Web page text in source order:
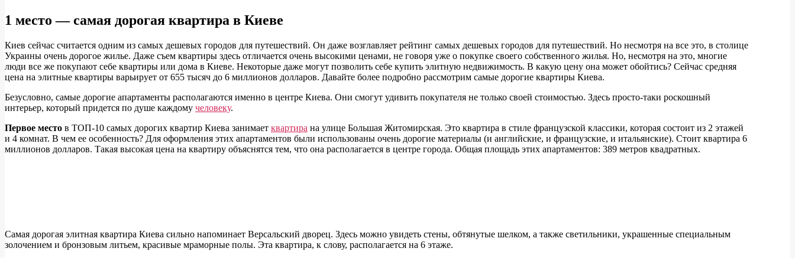
1 место — самая дорогая квартира в Киеве
Киев сейчас считается одним из самых дешевых городов для путешествий. Он даже возглавляет рейтинг самых дешевых городов для путешествий. Но несмотря на все это, в столице
Украины очень дорогое жилье. Даже съем квартиры здесь отличается очень высокими ценами, не говоря уже о покупке своего собственного жилья. Но, несмотря на это, многие
люди все же покупают себе квартиры или дома в Киеве. Некоторые даже могут позволить себе купить элитную недвижимость. В какую цену она может обойтись? Сейчас средняя
цена на элитные квартиры варьирует от 655 тысяч до 6 миллионов долларов. Давайте более подробно рассмотрим самые дорогие квартиры Киева.
Безусловно, самые дорогие апартаменты располагаются именно в центре Киева. Они смогут удивить покупателя не только своей стоимостью. Здесь просто-таки роскошный
интерьер, который придется по душе каждому человеку.
Первое место в ТОП-10 самых дорогих квартир Киева занимает квартира на улице Большая Житомирская. Это квартира в стиле французской классики, которая состоит из 2 этажей
и 4 комнат. В чем ее особенность? Для оформления этих апартаментов были использованы очень дорогие материалы (и английские, и французские, и итальянские). Стоит квартира 6
миллионов долларов. Такая высокая цена на квартиру объяснятся тем, что она располагается в центре города. Общая площадь этих апартаментов: 389 метров квадратных.
Самая дорогая элитная квартира Киева сильно напоминает Версальский дворец. Здесь можно увидеть стены, обтянутые шелком, а также светильники, украшенные специальным
золочением и бронзовым литьем, красивые мраморные полы. Эта квартира, к слову, располагается на 6 этаже.